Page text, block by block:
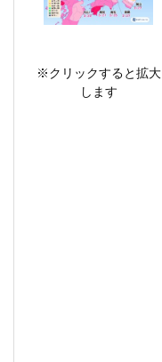
※クリックすると拡大
します